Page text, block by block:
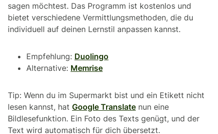
sagen möchtest. Das Programm ist kostenlos und
bietet verschiedene Vermittlungsmethoden, die du
individuell auf deinen Lernstil anpassen kannst.
Empfehlung: Duolingo
Alternative: Memrise
Tip: Wenn du im Supermarkt bist und ein Etikett nicht
lesen kannst, hat Google Translate nun eine
Bildlesefunktion. Ein Foto des Texts genügt, und der
Text wird automatisch für dich übersetzt.